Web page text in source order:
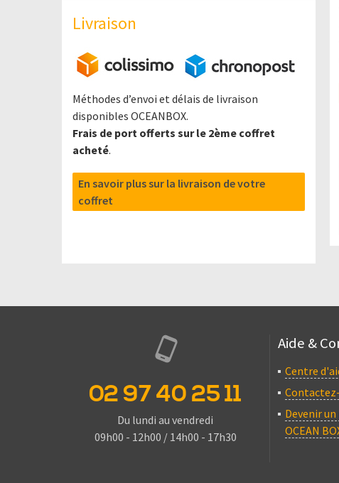
Livraison
Méthodes d’envoi et délais de livraison
disponibles OCEANBOX.
Frais de port offerts sur le 2ème coffret
acheté.
En savoir plus sur la livraison de votre
coffret
02 97 40 25 11
Du lundi au vendredi
09h00 - 12h00 / 14h00 - 17h30
Aide &
Centre
Devenir
OCEAN